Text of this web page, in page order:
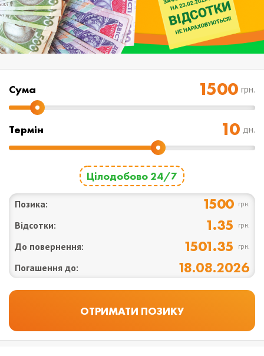
Cума грн.
Термін дн.
Цілодобово 24/7
Позика: 1500 грн.
Відсотки: 1.35 грн.
До повернення: 1501.35 грн.
Погашення до: 18.08.2026